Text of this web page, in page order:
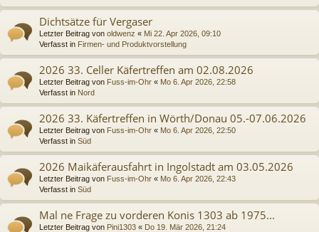
Dichtsätze für Vergaser
Letzter Beitrag von oldwenz « Mi 22. Apr 2026, 09:10
Verfasst in Firmen- und Produktvorstellung
2026 33. Celler Käfertreffen am 02.08.2026
Letzter Beitrag von Fuss-im-Ohr « Mo 6. Apr 2026, 22:58
Verfasst in Nord
2026 33. Käfertreffen in Wörth/Donau 05.-07.06.2026
Letzter Beitrag von Fuss-im-Ohr « Mo 6. Apr 2026, 22:50
Verfasst in Süd
2026 Maikäferausfahrt in Ingolstadt am 03.05.2026
Letzter Beitrag von Fuss-im-Ohr « Mo 6. Apr 2026, 22:43
Verfasst in Süd
Mal ne Frage zu vorderen Konis 1303 ab 1975...
Letzter Beitrag von Pini1303 « Do 19. Mär 2026, 21:24